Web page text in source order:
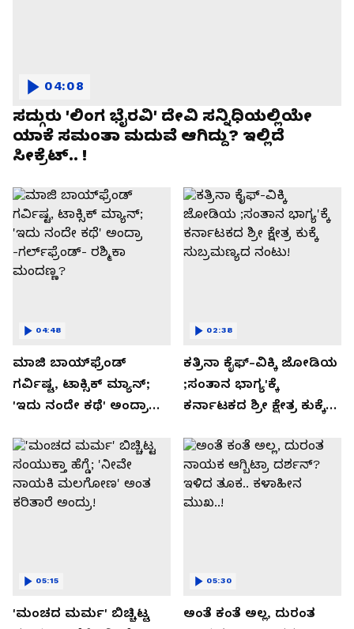
ಸದ್ಗುರು 'ಲಿಂಗ ಭೈರವಿ' ದೇವಿ ಸನ್ನಿಧಿಯಲ್ಲಿಯೇ
ಯಾಕೆ ಸಮಂತಾ ಮದುವೆ ಆಗಿದ್ದು? ಇಲ್ಲಿದೆ
ಸೀಕ್ರೆಟ್.. !
04:08
ಮಾಜಿ ಬಾಯ್‌ಫ್ರೆಂಡ್
ಗರ್ವಿಷ್ಟ, ಟಾಕ್ಸಿಕ್ ಮ್ಯಾನ್;
'ಇದು ನಂದೇ ಕಥೆ' ಅಂದ್ರಾ
ಮಂದಣ್ಣ?
04:48
ಕತ್ರಿನಾ ಕೈಫ್-ವಿಕ್ಕಿ ಜೋಡಿಯ
;ಸಂತಾನ ಭಾಗ್ಯ'ಕ್ಕೆ
ಕರ್ನಾಟಕದ ಶ್ರೀ ಕ್ಷೇತ್ರ ಕುಕ್ಕೆ
02:38
'ಮಂಚದ ಮರ್ಮ' ಬಿಚ್ಚಿಟ್ಟ
05:15
ಅಂತೆ ಕಂತೆ ಅಲ್ಲ, ದುರಂತ
05:30